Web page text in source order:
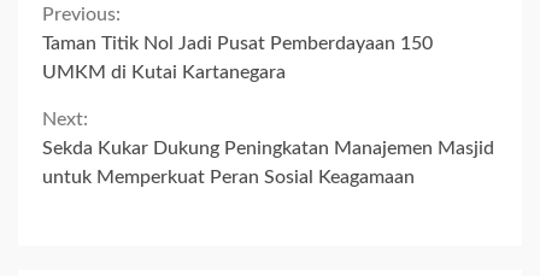
Continue
Reading
Previous:
Taman Titik Nol Jadi Pusat Pemberdayaan 150
UMKM di Kutai Kartanegara
Next:
Sekda Kukar Dukung Peningkatan Manajemen Masjid
untuk Memperkuat Peran Sosial Keagamaan